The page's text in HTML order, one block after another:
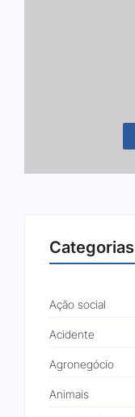
Categorias
Ação social
Acidente
Agronegócio
Animais